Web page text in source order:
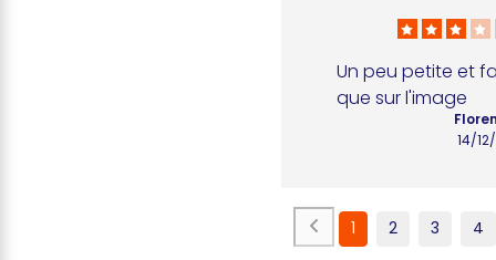
Un peu petite et
que sur l'image
14/
1 2 3 4